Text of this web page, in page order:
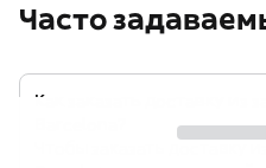
Часто
Как заказать доставку из